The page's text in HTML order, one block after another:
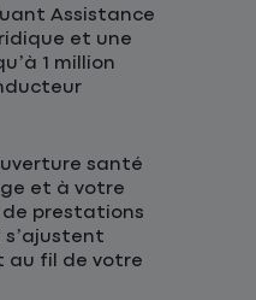
Assistance
et une
1 million
santé
et à votre
prestations
s’ajustent
fil de votre